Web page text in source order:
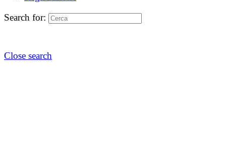
Search for:
Close search